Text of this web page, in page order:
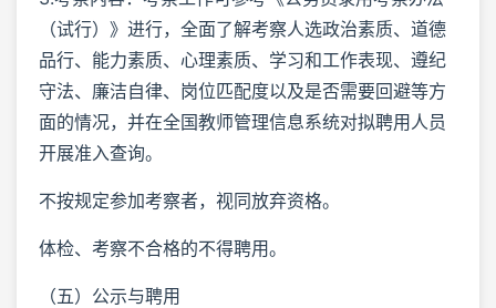
（试行）》进行，全面了解考察人选政治素质、道德
品行、能力素质、心理素质、学习和工作表现、遵纪
守法、廉洁自律、岗位匹配度以及是否需要回避等方
面的情况，并在全国教师管理信息系统对拟聘用人员
开展准入查询。
不按规定参加考察者，视同放弃资格。
体检、考察不合格的不得聘用。
（五）公示与聘用